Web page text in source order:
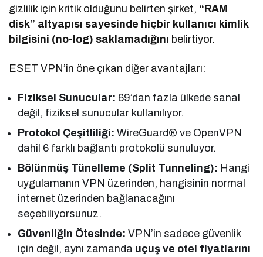
gizlilik için kritik olduğunu belirten şirket, “RAM
disk” altyapısı sayesinde hiçbir kullanıcı kimlik
bilgisini (no-log) saklamadığını belirtiyor.
ESET VPN’in öne çıkan diğer avantajları:
Fiziksel Sunucular: 69’dan fazla ülkede sanal
değil, fiziksel sunucular kullanılıyor.
Protokol Çeşitliliği: WireGuard® ve OpenVPN
dahil 6 farklı bağlantı protokolü sunuluyor.
Bölünmüş Tünelleme (Split Tunneling): Hangi
uygulamanın VPN üzerinden, hangisinin normal
internet üzerinden bağlanacağını
seçebiliyorsunuz.
Güvenliğin Ötesinde: VPN’in sadece güvenlik
için değil, aynı zamanda uçuş ve otel fiyatlarını